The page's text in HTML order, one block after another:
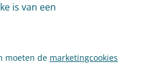
is van een
moeten de marketingcookies